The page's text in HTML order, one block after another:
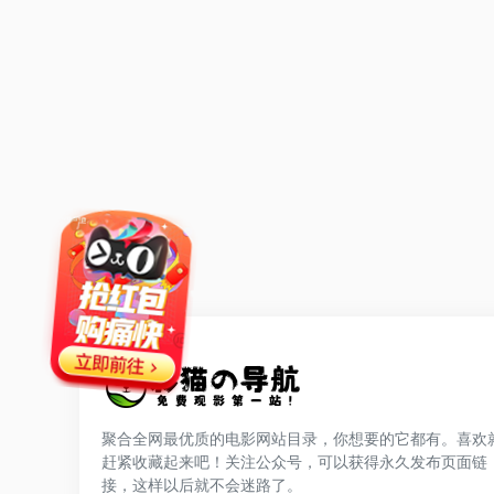
聚合全网最优质的电影网站目录，你想要的它都有。喜欢
赶紧收藏起来吧！关注公众号，可以获得永久发布页面链
接，这样以后就不会迷路了。